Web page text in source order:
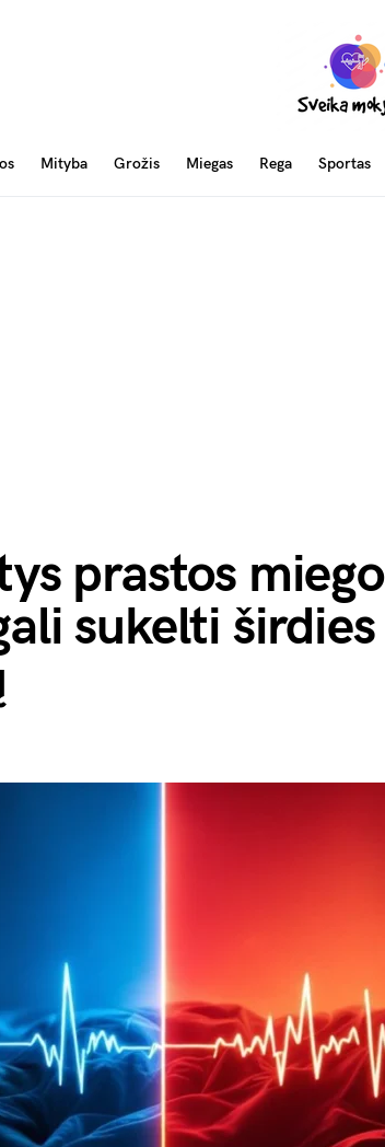
Mityba Grožis Miegas Rega Sportas
prastos miego
sukelti širdies